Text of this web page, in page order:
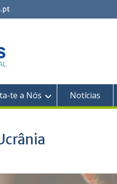
te a Nós Notícias